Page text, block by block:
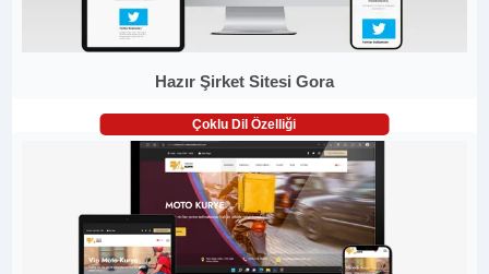
Hazır Şirket Sitesi Gora
Çoklu Dil Özelliği